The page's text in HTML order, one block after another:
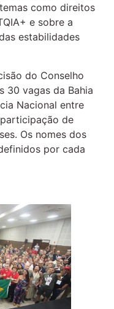
como direitos
e sobre a
estabilidades
do Conselho
30 vagas da Bahia
Nacional entre
de
Os nomes dos
por cada